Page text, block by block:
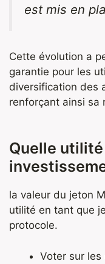
est mis en
Cette évolution a
garantie pour les
diversification des
renforçant ainsi sa
Quelle utilité
la valeur du jeton
utilité en tant que
protocole.
Voter sur